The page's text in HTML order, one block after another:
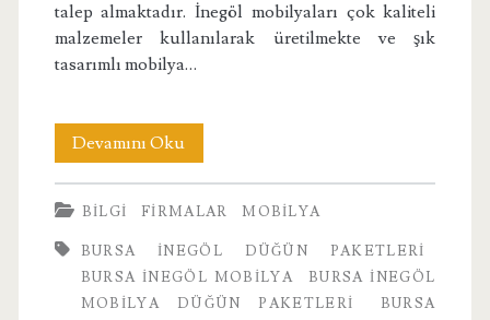
talep almaktadır. İnegöl mobilyaları çok kaliteli
malzemeler kullanılarak üretilmekte ve şık
tasarımlı mobilya…
Devamını Okuİnegöl
Mobilya
Vadi
Bursa
Firması
BILGI FIRMALAR MOBILYA
BURSA İNEGÖL DÜĞÜN PAKETLERI
BURSA INEGÖL MOBILYA
BURSA İNEGÖL
MOBILYA DÜĞÜN PAKETLERI
BURSA